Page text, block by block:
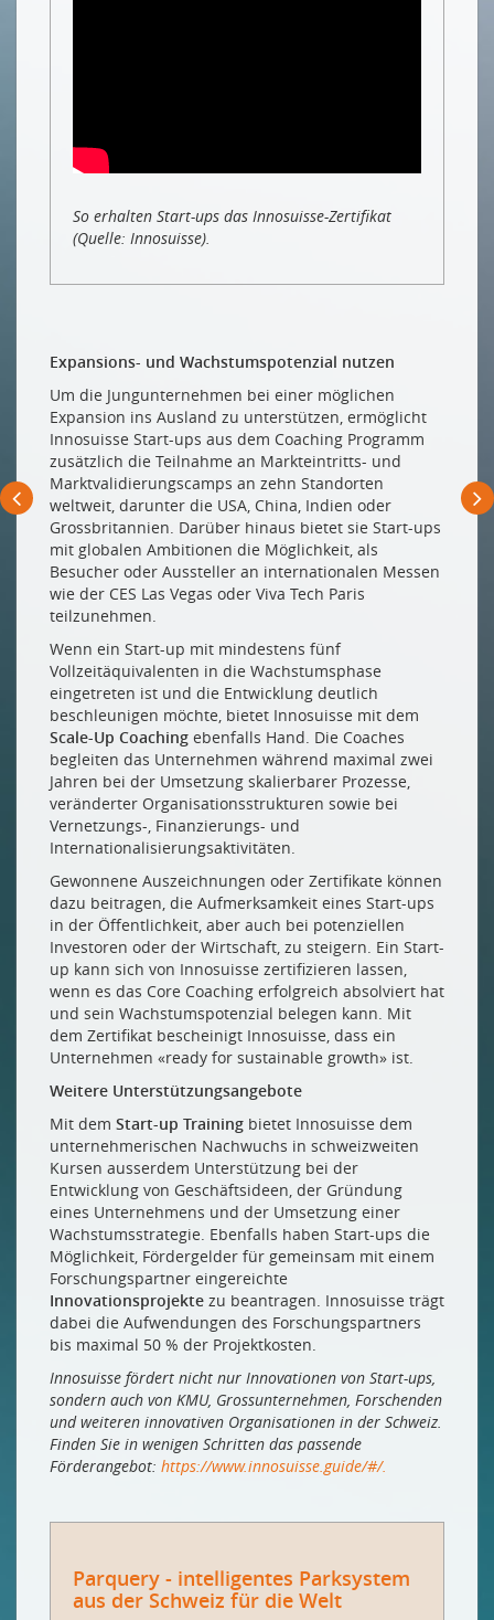
So erhalten Start-ups das Innosuisse-Zertifikat
(Quelle: Innosuisse).
Expansions- und Wachstumspotenzial nutzen
Um die Jungunternehmen bei einer möglichen
Expansion ins Ausland zu unterstützen, ermöglicht
Innosuisse Start-ups aus dem Coaching Programm
zusätzlich die Teilnahme an Markteintritts- und
Marktvalidierungscamps an zehn Standorten
weltweit, darunter die USA, China, Indien oder
Grossbritannien. Darüber hinaus bietet sie Start-ups
mit globalen Ambitionen die Möglichkeit, als
Besucher oder Aussteller an internationalen Messen
wie der CES Las Vegas oder Viva Tech Paris
teilzunehmen.
Wenn ein Start-up mit mindestens fünf
Vollzeitäquivalenten in die Wachstumsphase
eingetreten ist und die Entwicklung deutlich
beschleunigen möchte, bietet Innosuisse mit dem
Scale-Up Coaching ebenfalls Hand. Die Coaches
begleiten das Unternehmen während maximal zwei
Jahren bei der Umsetzung skalierbarer Prozesse,
veränderter Organisationsstrukturen sowie bei
Vernetzungs-, Finanzierungs- und
Internationalisierungsaktivitäten.
Gewonnene Auszeichnungen oder Zertifikate können
dazu beitragen, die Aufmerksamkeit eines Start-ups
in der Öffentlichkeit, aber auch bei potenziellen
Investoren oder der Wirtschaft, zu steigern. Ein Start-
up kann sich von Innosuisse zertifizieren lassen,
wenn es das Core Coaching erfolgreich absolviert hat
und sein Wachstumspotenzial belegen kann. Mit
dem Zertifikat bescheinigt Innosuisse, dass ein
Unternehmen «ready for sustainable growth» ist.
Weitere Unterstützungsangebote
Mit dem Start-up Training bietet Innosuisse dem
unternehmerischen Nachwuchs in schweizweiten
Kursen ausserdem Unterstützung bei der
Entwicklung von Geschäftsideen, der Gründung
eines Unternehmens und der Umsetzung einer
Wachstumsstrategie. Ebenfalls haben Start-ups die
Möglichkeit, Fördergelder für gemeinsam mit einem
Forschungspartner eingereichte
Innovationsprojekte zu beantragen. Innosuisse trägt
dabei die Aufwendungen des Forschungspartners
bis maximal 50 % der Projektkosten.
Innosuisse fördert nicht nur Innovationen von Start-ups,
sondern auch von KMU, Grossunternehmen, Forschenden
und weiteren innovativen Organisationen in der Schweiz.
Finden Sie in wenigen Schritten das passende
Förderangebot: https://www.innosuisse.guide/#/.
Parquery - intelligentes Parksystem
aus der Schweiz für die Welt